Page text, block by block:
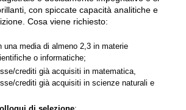
con spiccate capacità analitiche e
Cosa viene richiesto:
una media di almeno 2,3 in materie
o informatiche;
crediti già acquisiti in matematica,
crediti già acquisiti in scienze naturali e